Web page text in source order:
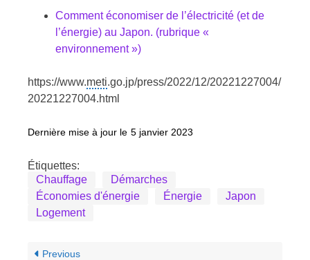
Comment économiser de l’électricité (et de
l’énergie) au Japon. (rubrique «
environnement »)
https://www.meti.go.jp/press/2022/12/20221227004/
20221227004.html
Dernière mise à jour le 5 janvier 2023
Étiquettes:
Chauffage
Démarches
Économies d'énergie
Énergie
Japon
Logement
Previous